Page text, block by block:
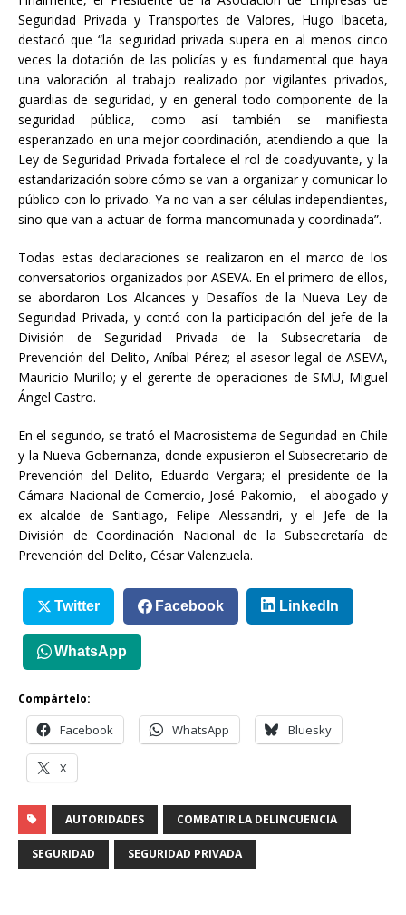
Seguridad Privada y Transportes de Valores, Hugo Ibaceta,
destacó que “la seguridad privada supera en al menos cinco
veces la dotación de las policías y es fundamental que haya
una valoración al trabajo realizado por vigilantes privados,
guardias de seguridad, y en general todo componente de la
seguridad pública, como así también se manifiesta
esperanzado en una mejor coordinación, atendiendo a que la
Ley de Seguridad Privada fortalece el rol de coadyuvante, y la
estandarización sobre cómo se van a organizar y comunicar lo
público con lo privado. Ya no van a ser células independientes,
sino que van a actuar de forma mancomunada y coordinada”.
Todas estas declaraciones se realizaron en el marco de los
conversatorios organizados por ASEVA. En el primero de ellos,
se abordaron Los Alcances y Desafíos de la Nueva Ley de
Seguridad Privada, y contó con la participación del jefe de la
División de Seguridad Privada de la Subsecretaría de
Prevención del Delito, Aníbal Pérez; el asesor legal de ASEVA,
Mauricio Murillo; y el gerente de operaciones de SMU, Miguel
Ángel Castro.
En el segundo, se trató el Macrosistema de Seguridad en Chile
y la Nueva Gobernanza, donde expusieron el Subsecretario de
Prevención del Delito, Eduardo Vergara; el presidente de la
Cámara Nacional de Comercio, José Pakomio, el abogado y
ex alcalde de Santiago, Felipe Alessandri, y el Jefe de la
División de Coordinación Nacional de la Subsecretaría de
Prevención del Delito, César Valenzuela.
Twitter Facebook LinkedIn
WhatsApp
Compártelo:
Facebook WhatsApp Bluesky
X
AUTORIDADES COMBATIR LA DELINCUENCIA
SEGURIDAD SEGURIDAD PRIVADA